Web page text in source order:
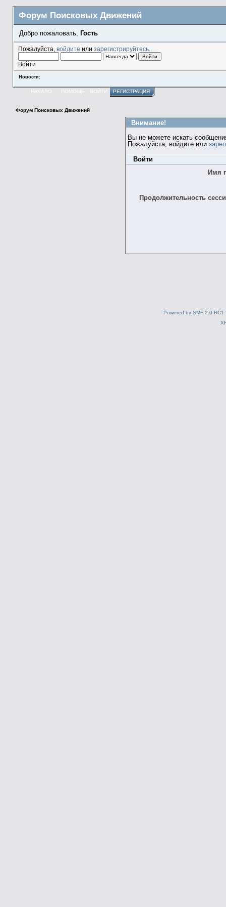
Форум Поисковых Движений
Добро пожаловать, Гость
Пожалуйста, войдите или зарегистрируйтесь.
Войти
Новости:
НАЧАЛО ПОМОЩЬ ВОЙТИ РЕГИСТРАЦИЯ
Форум Поисковых Движений
Внимание!
Вы не можете искать
Пожалуйста, войдите или
Войти
Имя
Продолжительность
Powered by SMF 2.0